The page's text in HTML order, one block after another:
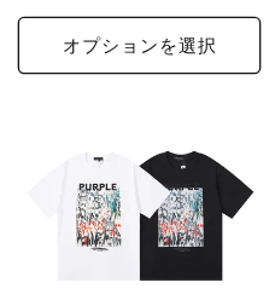
価
ル
価
格
オプションを選択